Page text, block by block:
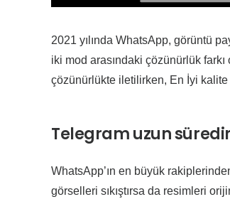
2021 yılında WhatsApp, görüntü
iki mod arasındaki çözünürlük
çözünürlükte iletilirken, En İyi
Telegram uzun
WhatsApp’ın en büyük
görselleri sıkıştırsa da resimleri